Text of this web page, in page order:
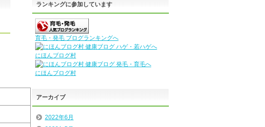
ランキングに参加しています
育毛・発毛 ブログランキングへ
にほんブログ村
にほんブログ村
アーカイブ
2022年6月